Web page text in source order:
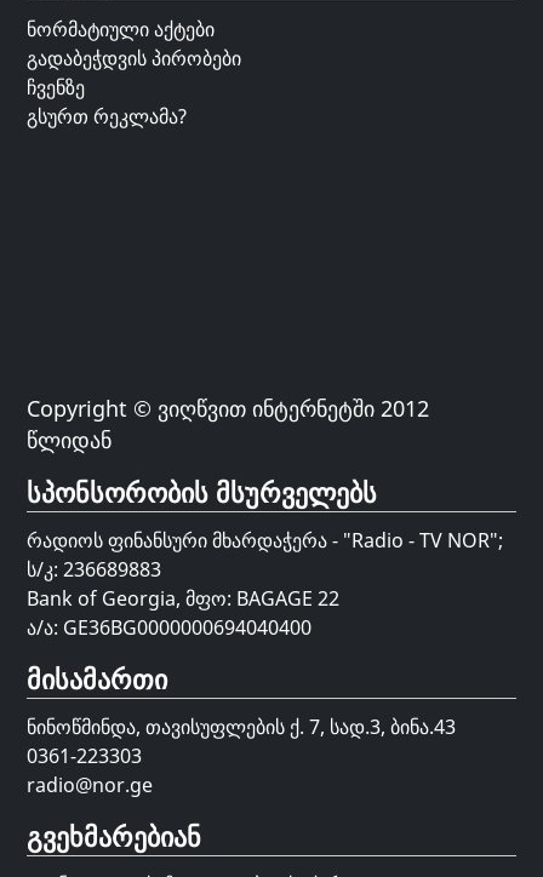
ნორმატიული აქტები
გადაბეჭდვის პირობები
ჩვენზე
გსურთ რეკლამა?
Copyright © ვიღწვით ინტერნეტში 2012
წლიდან
სპონსორობის მსურველებს
რადიოს ფინანსური მხარდაჭერა - "Radio - TV NOR";
ს/კ: 236689883
Bank of Georgia, მფო: BAGAGE 22
ა/ა: GE36BG0000000694040400
მისამართი
ნინოწმინდა, თავისუფლების ქ. 7, სად.3, ბინა.43
0361-223303
radio@nor.ge
გვეხმარებიან